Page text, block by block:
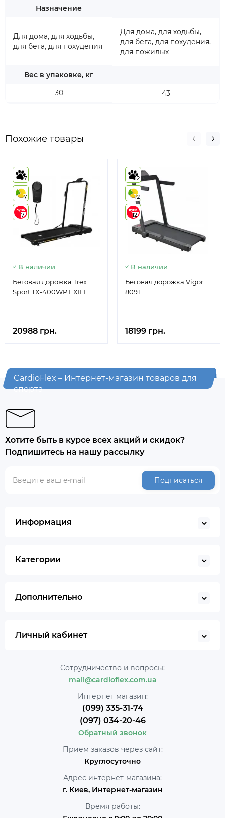
Назначение
Для дома, для ходьбы,
для бега, для похудения
Вес в упаковке, кг
30
Для дома, для ходьбы,
для бега, для похудения,
для пожилых
43
Похожие товары
7
7
7
В наличии
Беговая дорожка Trex
Sport TX-400WP EXILE
20988 грн.
12
12
12
В наличии
Беговая дорожка Vigor
8091
18199 грн.
CardioFlex – Интернет-магазин товаров для
спорта
Хотите быть в курсе всех акций и скидок?
Подпишитесь на нашу рассылку
Подписаться
Информация
Категории
Дополнительно
Личный кабинет
Сотрудничество и вопросы:
mail@cardioflex.com.ua
Интернет магазин:
(099) 335-31-74
(097) 034-20-46
Обратный звонок
Прием заказов через сайт:
Круглосуточно
Адрес интернет-магазина:
г. Киев, Интернет-магазин
Время работы: